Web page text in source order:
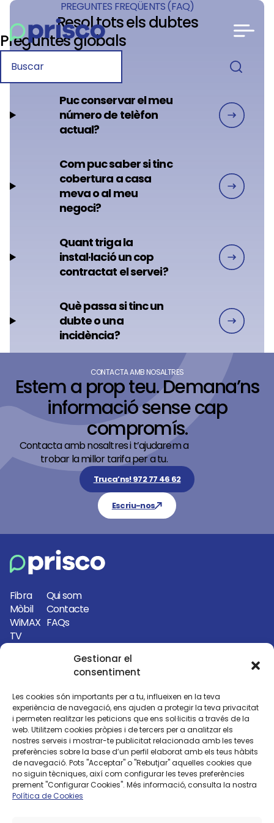
Gestionar el
consentiment
Les cookies són importants per a tu, influeixen en la teva
experiència de navegació, ens ajuden a protegir la teva privacitat
i permeten realitzar les peticions que ens sol·licitis a través de la
web. Utilitzem cookies pròpies i de tercers per a analitzar els
nostres serveis i mostrar-te publicitat relacionada amb les teves
preferències sobre la base d’un perfil elaborat amb els teus hàbits
de navegació. Pots "Acceptar" o "Rebutjar" aquelles cookies que
no siguin tècniques, així com configurar les teves preferències
prement "Configurar Cookies". Més informació, consulta la nostra
Política de Cookies
PREGUNTES FREQÜENTS (FAQ)
Resol tots els dubtes
Preguntes globals
Puc conservar el meu
número de telèfon
actual?
Com puc saber si tinc
cobertura a casa
meva o al meu
negoci?
Quant triga la
instal·lació un cop
contractat el servei?
Què passa si tinc un
dubte o una
incidència?
CONTACTA AMB NOSALTRES
Estem a prop teu. Demana’ns
informació sense cap
compromís.
Contacta amb nosaltres i t’ajudarem a
trobar la millor tarifa per a tu.
Truca’ns! 972 77 46 62
Escriu-nos
Fibra
Mòbil
WiMAX
TV
Qui som
Contacte
FAQs
972 77 46 62
info@priscoelectronica.com
Avinguda Girona, 56 17130 L’Escala
(Girona)
Carrer del Port, 14 17130 L’Escala
(Girona)